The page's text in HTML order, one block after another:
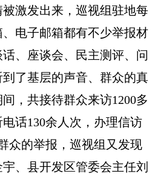
激发出来，巡视组驻地每
电子邮箱都有不少举报材
、座谈会、民主测评、问
了基层的声音、群众的真
，共接待群众来访1200多
话130余人次，办理信访
众的举报，巡视组又发现
、县开发区管委会主任刘